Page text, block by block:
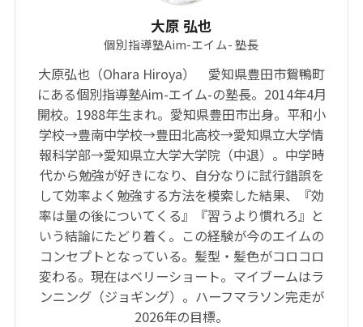
大原 弘也
個別指導塾Aim-エイム- 塾長
大原弘也（Ohara Hiroya） 愛知県豊田市鴛鴨町
にある個別指導塾Aim-エイム-の塾長。2014年4月
開校。1988年生まれ。愛知県豊田市出身。平和小
学校→豊南中学校→豊田北高校→愛知県立大学情
報科学部→愛知県立大学大学院（中退）。中学時
代から勉強が好きになり、自分なりに試行錯誤を
して効率よく勉強する方法を模索した結果、『効
率は量の後についてくる』『習うより慣れろ』と
いう結論にたどり着く。この経験が今のエイムの
コンセプトとなっている。髪型・髪色がコロコロ
変わる。現在はベリーショート。マイブームはラ
ンニング（ジョギング）。ハーフマラソン完走が
2026年の目標。